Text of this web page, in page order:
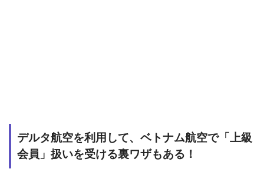
デルタ航空を利用して、ベトナム航空で「上級
会員」扱いを受ける裏ワザもある！